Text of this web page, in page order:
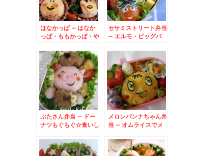
はなかっぱ – はなか
っぱ・ももかっぱ・や
んな集合弁当♪
セサミストリート弁当
– エルモ・ビッグバ
ニー・バード大集合
ぶたさん弁当 – ドー
ナツもぐもぐ☆食いし
い♪
メロンパンナちゃん弁
当 – オムライスでメ